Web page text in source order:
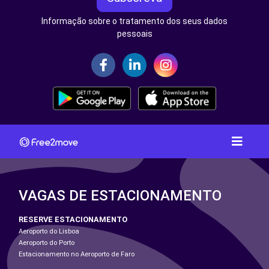
Informação sobre o tratamento dos seus dados
pessoais
VAGAS DE ESTACIONAMENTO
RESERVE ESTACIONAMENTO
Aeroporto do Lisboa
Aeroporto do Porto
Estacionamento no Aeroporto de Faro